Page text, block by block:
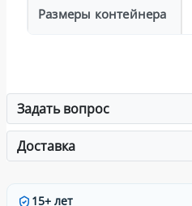
Размеры контейнера
Задать вопрос
Доставка
15+ лет